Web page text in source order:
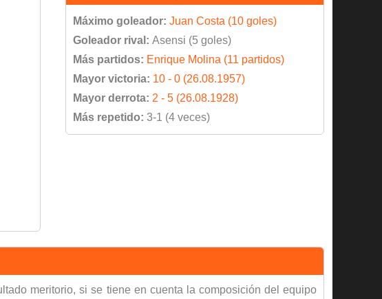
Máximo goleador: Juan Costa (10 goles)
Goleador rival: Asensi (5 goles)
Más partidos: Enrique Molina (11 partidos)
Mayor victoria: 10 - 0 (26.08.1957)
Mayor derrota: 2 - 5 (26.08.1928)
Más repetido: 3-1 (4 veces)
meritorio, si se tiene en cuenta la composición del equipo